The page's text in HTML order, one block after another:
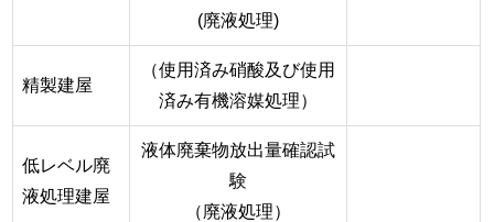
(廃液処理)
精製建屋
（使用済み硝酸及び使用
済み有機溶媒処理）
低レベル廃
液処理建屋
液体廃棄物放出量確認試
験
（廃液処理）